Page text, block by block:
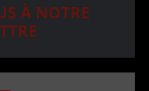
À NOTRE